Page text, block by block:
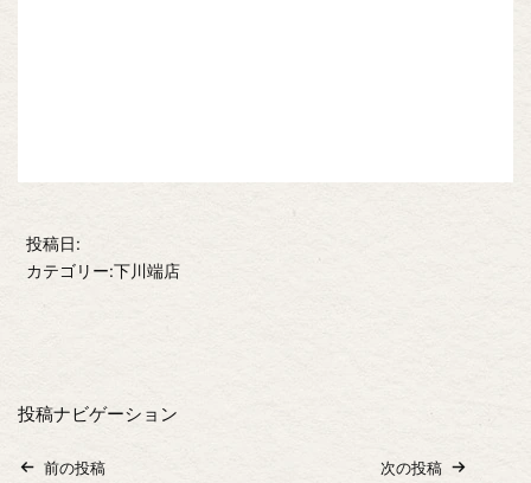
投稿日:
カテゴリー:下川端店
投稿ナビゲーション
前の投稿
次の投稿